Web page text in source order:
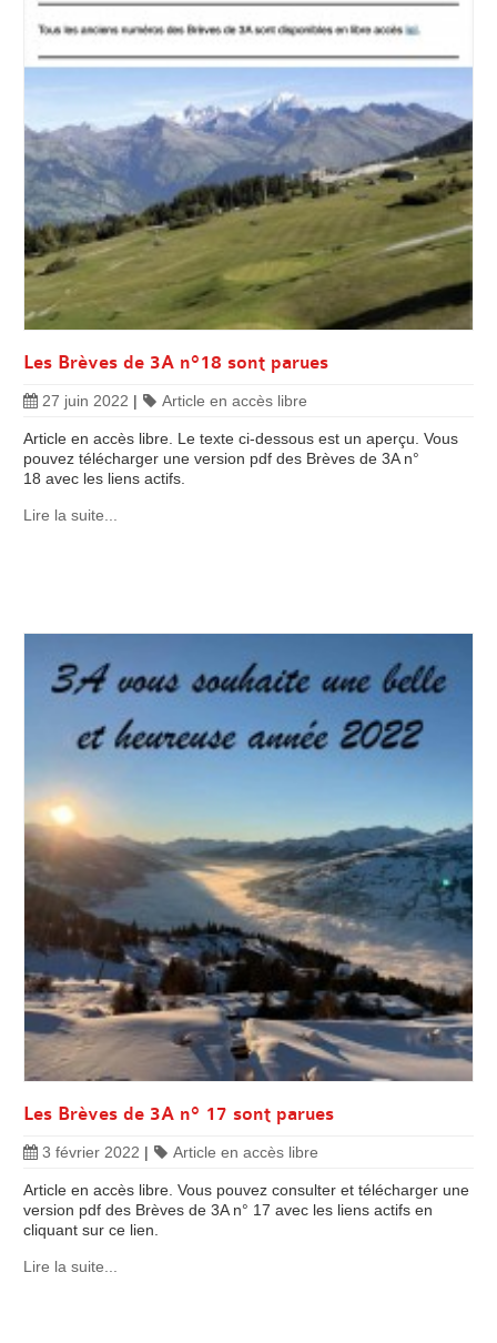
Les Brèves de 3A n°18 sont parues
27 juin 2022 | Article en accès libre
Article en accès libre. Le texte ci-dessous est un aperçu. Vous
pouvez télécharger une version pdf des Brèves de 3A n°
18 avec les liens actifs.
Lire la suite...
Les Brèves de 3A n° 17 sont parues
3 février 2022 | Article en accès libre
Article en accès libre. Vous pouvez consulter et télécharger une
version pdf des Brèves de 3A n° 17 avec les liens actifs en
cliquant sur ce lien.
Lire la suite...